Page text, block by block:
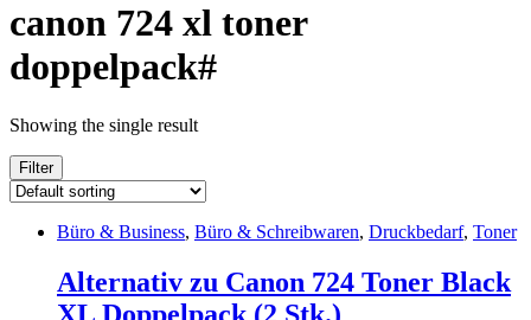
canon 724 xl toner
doppelpack#
Showing the single result
Filter
Büro & Business, Büro & Schreibwaren, Druckbedarf, Toner
Alternativ zu Canon 724 Toner Black
XL Doppelpack (2 Stk.)